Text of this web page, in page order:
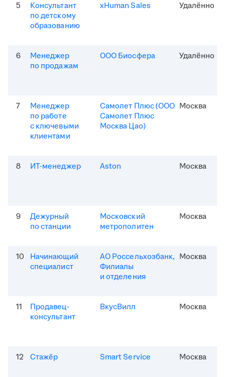
5
Консультант
по детскому
образованию
xHuman Sales Удалённо
6
Менеджер
по продажам
ООО Биосфера Удалённо
7
Менеджер
по работе
с ключевыми
клиентами
Самолет Плюс (ООО
Самолет Плюс
Москва Цао)
Москва
8 ИТ-менеджер Aston Москва
9
Дежурный
по станции
Московский
метрополитен
Москва
10
Начинающий
специалист
АО Россельхозбанк,
Филиалы
и отделения
Москва
11
Продавец-
консультант
ВкусВилл Москва
12 Стажёр Smart Service Москва